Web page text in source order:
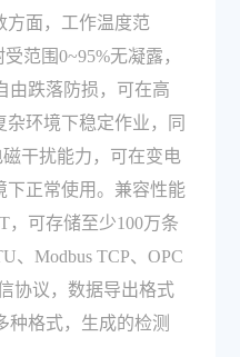
方面，工作温度范
范围0~95%无凝露，
由跌落防损，可在高
环境下稳定作业，同
干扰能力，可在变电
下正常使用。兼容性能
，可存储至少100万条
、Modbus TCP、OPC
协议，数据导出格式
种格式，生成的检测